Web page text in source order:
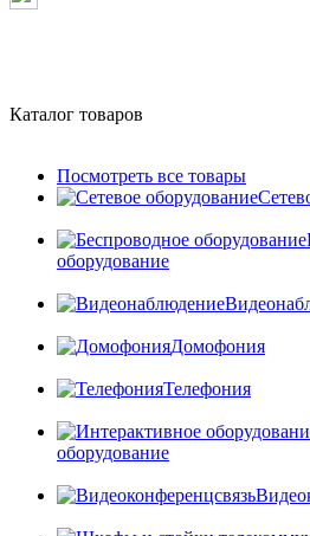
Каталог товаров
Посмотреть все товары
оборудование
Домофония
Телефония
оборудование